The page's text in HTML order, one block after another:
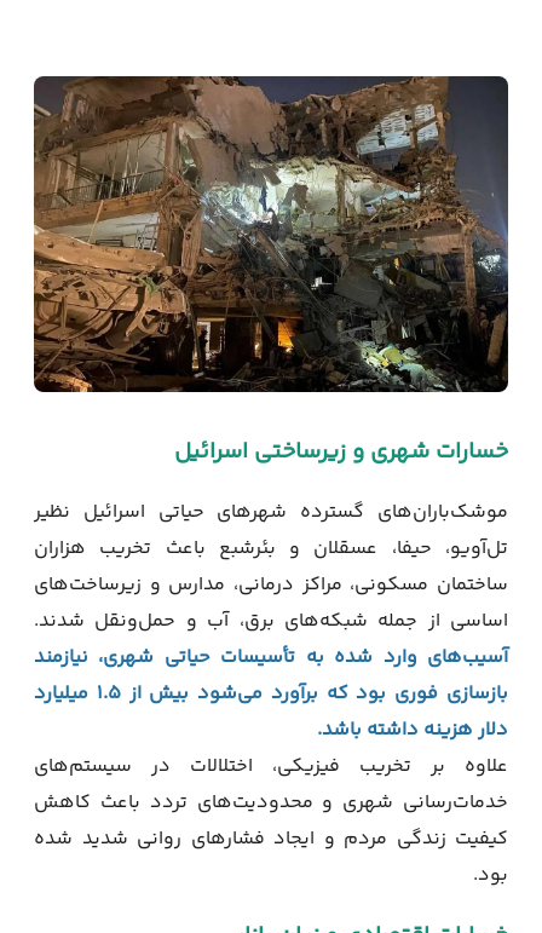
خسارات شهری و زیرساختی اسرائیل
موشک‌باران‌های گسترده شهرهای حیاتی اسرائیل نظیر
تل‌آویو، حيفا، عسقلان و بئرشبع باعث تخریب هزاران
ساختمان مسکونی، مراکز درمانی، مدارس و زیرساخت‌های
اساسی از جمله شبکه‌های برق، آب و حمل‌ونقل شدند.
آسیب‌های وارد شده به تأسیسات حیاتی شهری، نیازمند
بازسازی فوری بود که برآورد می‌شود بیش از ۱.۵ میلیارد
دلار هزینه داشته باشد.
علاوه بر تخریب فیزیکی، اختلالات در سیستم‌های
خدمات‌رسانی شهری و محدودیت‌های تردد باعث کاهش
کیفیت زندگی مردم و ایجاد فشارهای روانی شدید شده
بود.